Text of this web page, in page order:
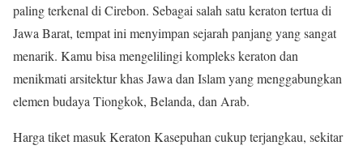
paling terkenal di Cirebon. Sebagai salah satu keraton tertua di
Jawa Barat, tempat ini menyimpan sejarah panjang yang sangat
menarik. Kamu bisa mengelilingi kompleks keraton dan
menikmati arsitektur khas Jawa dan Islam yang menggabungkan
elemen budaya Tiongkok, Belanda, dan Arab.
Harga tiket masuk Keraton Kasepuhan cukup terjangkau, sekitar